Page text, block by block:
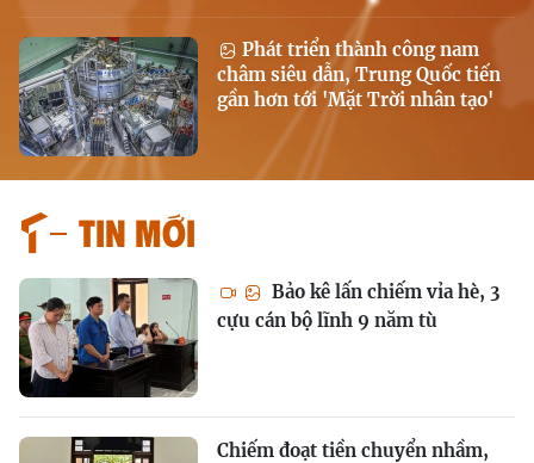
Phát triển thành công nam
châm siêu dẫn, Trung Quốc tiến
gần hơn tới 'Mặt Trời nhân tạo'
Tin mới
Bảo kê lấn chiếm vỉa hè, 3
cựu cán bộ lĩnh 9 năm tù
Chiếm đoạt tiền chuyển nhầm,